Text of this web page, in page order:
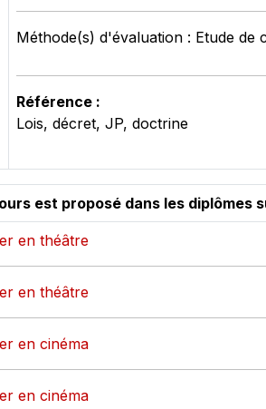
Méthode(s) d'évaluation : Etude de
Référence :
Lois, décret, JP, doctrine
est proposé dans les diplômes
en théâtre
en théâtre
en cinéma
en cinéma